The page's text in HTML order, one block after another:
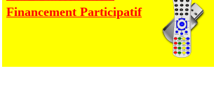
Financement Participatif